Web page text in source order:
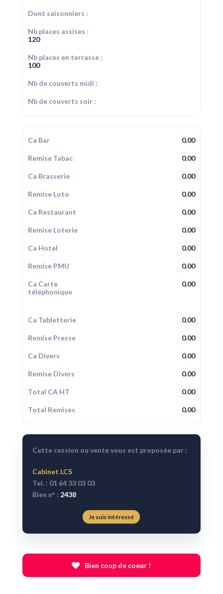
Dont saisonniers :
Nb places assises :
120
Nb places en terrasse :
100
Nb de couverts midi :
Nb de couverts soir :
Ca Bar 0.00
Remise Tabac 0.00
Ca Brasserie 0.00
Remise Loto 0.00
Ca Restaurant 0.00
Remise Loterie 0.00
Ca Hotel 0.00
Remise PMU 0.00
Ca Carte
téléphonique
0.00
Ca Tabletterie 0.00
Remise Presse 0.00
Ca Divers 0.00
Remise Divers 0.00
Total CA HT 0.00
Total Remises 0.00
Cette cession ou vente vous est proposée par :
Cabinet LCS
Tel. : 01 64 33 03 03
Bien n° : 2438
Je suis intéressé
Bien coup de coeur !